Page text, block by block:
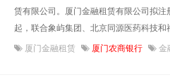
赁有限公司。厦门金融租赁有限公司拟注
起，联合象屿集团、北京同源医药科技
厦门金融租赁 厦门农商银行 金